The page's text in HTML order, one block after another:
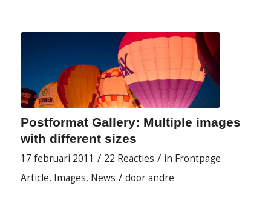
Postformat Gallery: Multiple images
with different sizes
17 februari 2011 / 22 Reacties / in Frontpage
Article, Images, News / doorandre